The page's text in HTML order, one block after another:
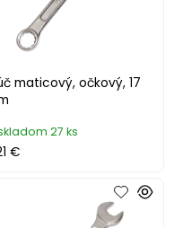
maticový, očkový, 17
27 ks
€